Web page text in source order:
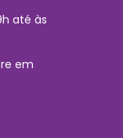
até às
em